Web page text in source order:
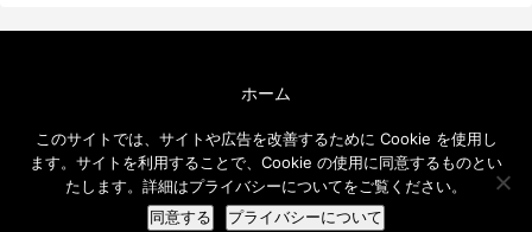
ホーム
免責事項
メールニュース
© 2016-2026 エクセルソフト ブログ.
このサイトでは、サイトや広告を改善するために Cookie を使用し
ます。サイトを利用することで、Cookie の使用に同意するものとい
たします。詳細はプライバシーについてをご覧ください。
同意する プライバシーについて